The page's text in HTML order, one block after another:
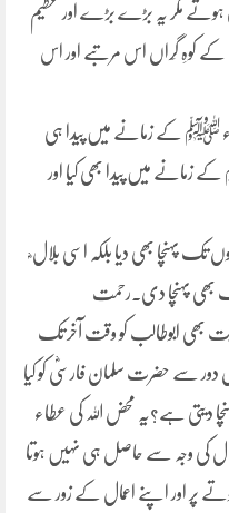
ہوتے مگر یہ بڑے بڑے اور عظیم
کے کوہِ گِراں اس مرتبے اور اس
ﷺ کے زمانے میں پیدا ہی
زمانے میں پیدا بھی کیا اور
تک پہنچا بھی دیا بلکہ اسی بلال
پہنچا دی۔رحمت
بھی ابوطالب کو وقت آخر تک
دور سے حضرت سلمان فارسیؓ کو کیا
دیتی ہے؟یہ محض اللہ کی عطاء
کی وجہ سے حاصل ہی نہیں ہوتا
پر اور اپنے اعمال کے زور سے